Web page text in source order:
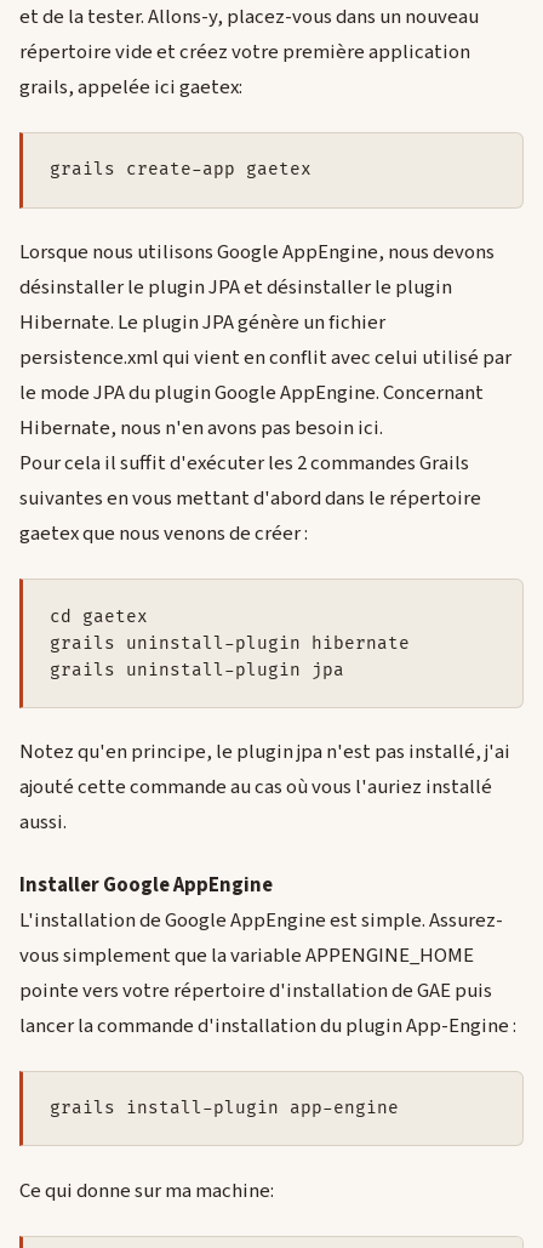
et de la tester. Allons-y, placez-vous dans un nouveau
répertoire vide et créez votre première application
grails, appelée ici gaetex:
Lorsque nous utilisons Google AppEngine, nous devons
désinstaller le plugin JPA et désinstaller le plugin
Hibernate. Le plugin JPA génère un fichier
persistence.xml qui vient en conflit avec celui utilisé par
le mode JPA du plugin Google AppEngine. Concernant
Hibernate, nous n'en avons pas besoin ici.
Pour cela il suffit d'exécuter les 2 commandes Grails
suivantes en vous mettant d'abord dans le répertoire
gaetex que nous venons de créer :
cd gaetex
grails uninstall-plugin hibernate
Notez qu'en principe, le plugin jpa n'est pas installé, j'ai
ajouté cette commande au cas où vous l'auriez installé
aussi.
Installer Google AppEngine
L'installation de Google AppEngine est simple. Assurez-
vous simplement que la variable APPENGINE_HOME
pointe vers votre répertoire d'installation de GAE puis
lancer la commande d'installation du plugin App-Engine :
grails install-plugin app-engine
Ce qui donne sur ma machine: